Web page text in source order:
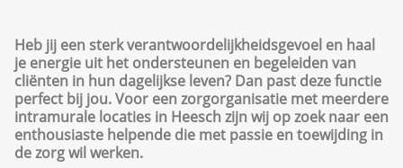
Heb jij een sterk verantwoordelijkheidsgevoel en haal
je energie uit het ondersteunen en begeleiden van
cliënten in hun dagelijkse leven? Dan past deze functie
perfect bij jou. Voor een zorgorganisatie met meerdere
intramurale locaties in Heesch zijn wij op zoek naar een
enthousiaste helpende die met passie en toewijding in
de zorg wil werken.